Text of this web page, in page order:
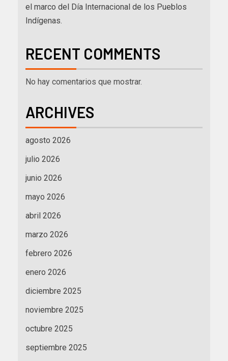
el marco del Día Internacional de los Pueblos
Indígenas.
RECENT COMMENTS
No hay comentarios que mostrar.
ARCHIVES
agosto 2026
julio 2026
junio 2026
mayo 2026
abril 2026
marzo 2026
febrero 2026
enero 2026
diciembre 2025
noviembre 2025
octubre 2025
septiembre 2025